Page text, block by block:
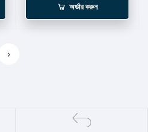
অর্ডার করুন
›